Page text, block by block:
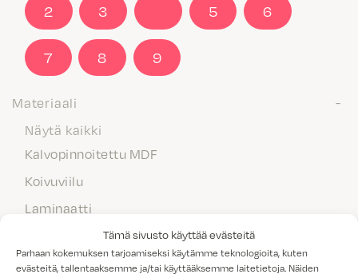
Tämä sivusto käyttää evästeitä
Parhaan kokemuksen tarjoamiseksi käytämme teknologioita, kuten
evästeitä, tallentaaksemme ja/tai käyttääksemme laitetietoja. Näiden
2 3 5 6
7 8 9
Materiaali
Näytä kaikki
Kalvopinnoitettu MDF
Koivuviilu
Laminaatti
Maalattu MDF
Massiivipuu